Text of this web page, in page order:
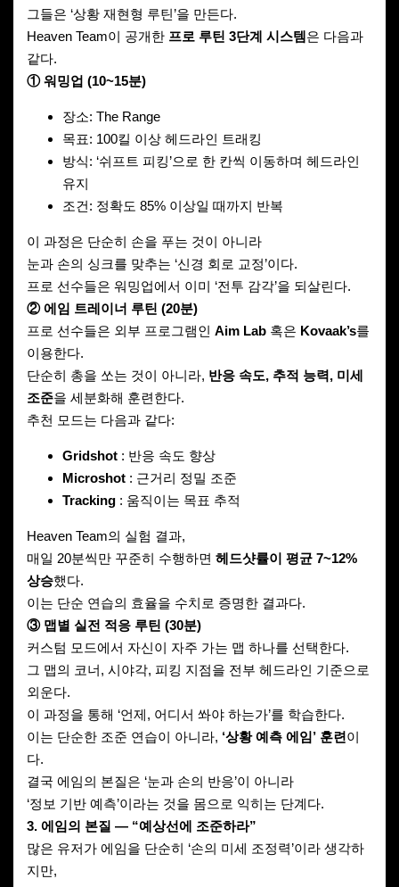
그들은 ‘상황 재현형 루틴’을 만든다.
Heaven Team이 공개한 프로 루틴 3단계 시스템은 다음과
같다.
① 워밍업 (10~15분)
장소: The Range
목표: 100킬 이상 헤드라인 트래킹
방식: ‘쉬프트 피킹’으로 한 칸씩 이동하며 헤드라인
유지
조건: 정확도 85% 이상일 때까지 반복
이 과정은 단순히 손을 푸는 것이 아니라
눈과 손의 싱크를 맞추는 ‘신경 회로 교정’이다.
프로 선수들은 워밍업에서 이미 ‘전투 감각’을 되살린다.
② 에임 트레이너 루틴 (20분)
프로 선수들은 외부 프로그램인 Aim Lab 혹은 Kovaak’s를
이용한다.
단순히 총을 쏘는 것이 아니라, 반응 속도, 추적 능력, 미세
조준을 세분화해 훈련한다.
추천 모드는 다음과 같다:
Gridshot : 반응 속도 향상
Microshot : 근거리 정밀 조준
Tracking : 움직이는 목표 추적
Heaven Team의 실험 결과,
매일 20분씩만 꾸준히 수행하면 헤드샷률이 평균 7~12%
상승했다.
이는 단순 연습의 효율을 수치로 증명한 결과다.
③ 맵별 실전 적응 루틴 (30분)
커스텀 모드에서 자신이 자주 가는 맵 하나를 선택한다.
그 맵의 코너, 시야각, 피킹 지점을 전부 헤드라인 기준으로
외운다.
이 과정을 통해 ‘언제, 어디서 쏴야 하는가’를 학습한다.
이는 단순한 조준 연습이 아니라, ‘상황 예측 에임’ 훈련이
다.
결국 에임의 본질은 ‘눈과 손의 반응’이 아니라
‘정보 기반 예측’이라는 것을 몸으로 익히는 단계다.
3. 에임의 본질 — “예상선에 조준하라”
많은 유저가 에임을 단순히 ‘손의 미세 조정력’이라 생각하
지만,